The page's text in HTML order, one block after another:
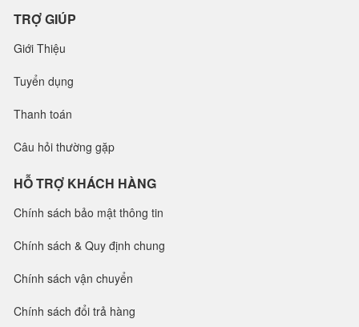
TRỢ GIÚP
Giới Thiệu
Tuyển dụng
Thanh toán
Câu hỏi thường gặp
HỖ TRỢ KHÁCH HÀNG
Chính sách bảo mật thông tin
Chính sách & Quy định chung
Chính sách vận chuyển
Chính sách đổi trả hàng